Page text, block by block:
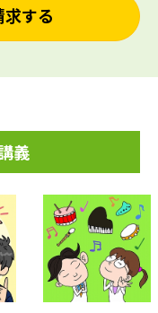
する
義